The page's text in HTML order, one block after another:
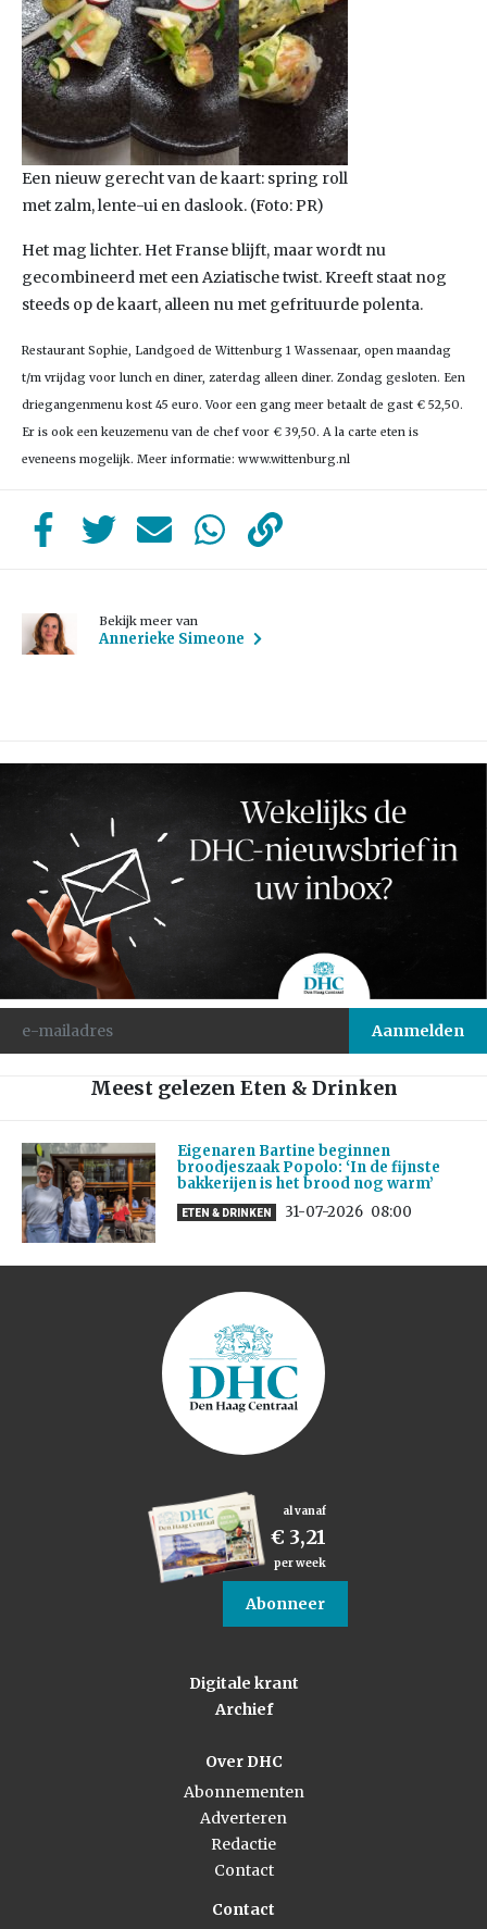
Een nieuw gerecht van de kaart: spring roll
met zalm, lente-ui en daslook. (Foto: PR)
Het mag lichter. Het Franse blijft, maar wordt nu
gecombineerd met een Aziatische twist. Kreeft staat nog
steeds op de kaart, alleen nu met gefrituurde polenta.
Restaurant Sophie, Landgoed de Wittenburg 1 Wassenaar, open maandag
t/m vrijdag voor lunch en diner, zaterdag alleen diner. Zondag gesloten. Een
driegangenmenu kost 45 euro. Voor een gang meer betaalt de gast € 52,50.
Er is ook een keuzemenu van de chef voor € 39,50. A la carte eten is
eveneens mogelijk. Meer informatie: www.wittenburg.nl
Bekijk meer van
Annerieke Simeone
Meest gelezen Eten & Drinken
Eigenaren Bartine beginnen
broodjeszaak Popolo: ‘In de fijnste
bakkerijen is het brood nog warm’
ETEN & DRINKEN 31-07-2026 08:00
al vanaf
€ 3,21
per week
Abonneer
Digitale krant
Archief
Over DHC
Abonnementen
Adverteren
Redactie
Contact
Contact